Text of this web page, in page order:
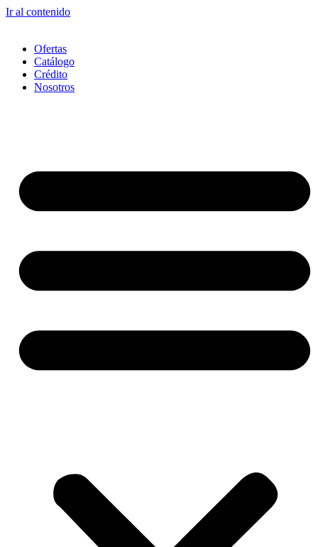
Ir al contenido
Ofertas
Catálogo
Crédito
Nosotros